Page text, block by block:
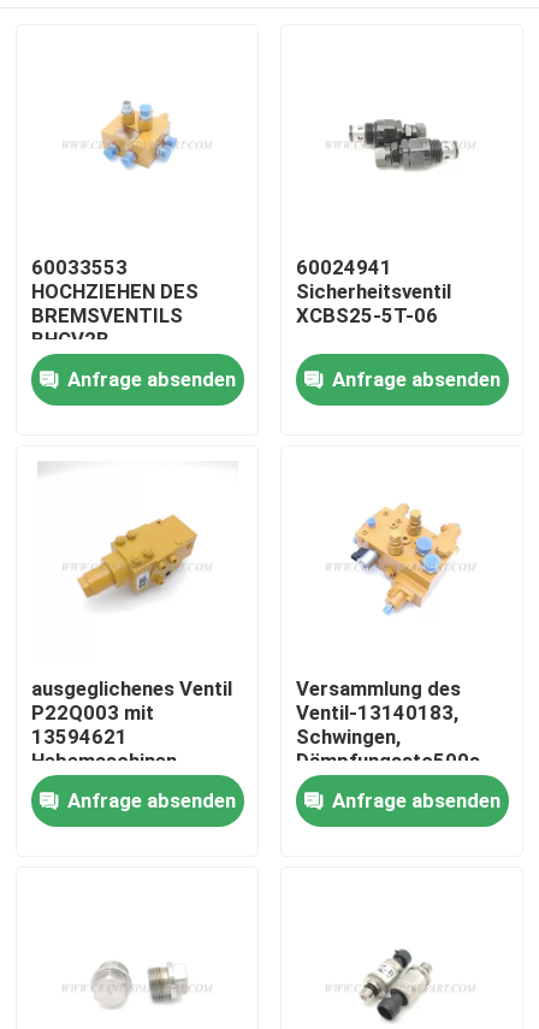
Startseite
Produkte
Fabrik Tour
Kontakt
Nachrichten
Crane Electrical Parts
60033553
HOCHZIEHEN DES
BREMSVENTILS
BHCV2B
Anfrage absenden
60024941
Sicherheitsventil
XCBS25-5T-06
Anfrage absenden
ausgeglichenes Ventil
P22Q003 mit
13594621
Hebemaschinen
Anfrage absenden
Versammlung des
Ventil-13140183,
Schwingen,
Dämpfungsstc500s-
d2.4.5.1
Anfrage absenden